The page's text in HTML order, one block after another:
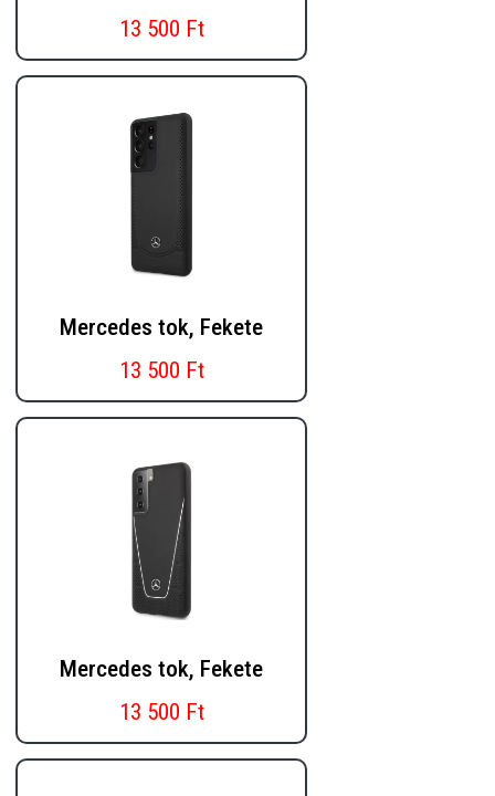
13 500 Ft
Mercedes tok, Fekete
13 500 Ft
Mercedes tok, Fekete
13 500 Ft